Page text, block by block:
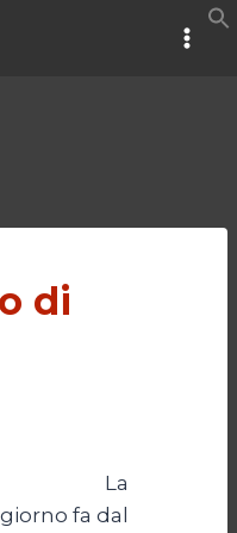
di
La
fa dal